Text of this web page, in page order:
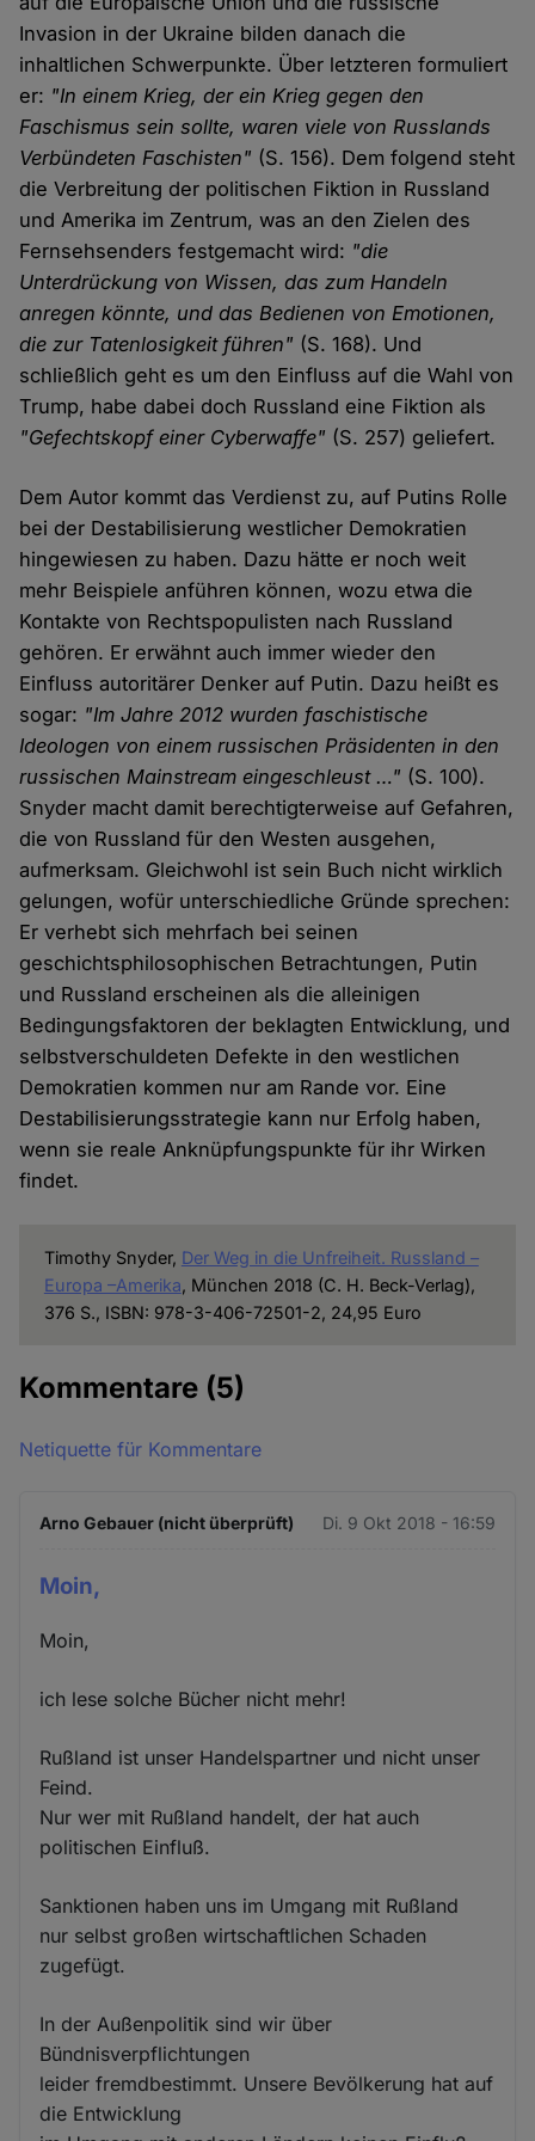
Invasion in der Ukraine bilden danach die
inhaltlichen Schwerpunkte. Über letzteren formuliert
er: "In einem Krieg, der ein Krieg gegen den
Faschismus sein sollte, waren viele von Russlands
Verbündeten Faschisten" (S. 156). Dem folgend steht
die Verbreitung der politischen Fiktion in Russland
und Amerika im Zentrum, was an den Zielen des
Fernsehsenders festgemacht wird: "die
Unterdrückung von Wissen, das zum Handeln
anregen könnte, und das Bedienen von Emotionen,
die zur Tatenlosigkeit führen" (S. 168). Und
schließlich geht es um den Einfluss auf die Wahl von
Trump, habe dabei doch Russland eine Fiktion als
"Gefechtskopf einer Cyberwaffe" (S. 257) geliefert.
Dem Autor kommt das Verdienst zu, auf Putins Rolle
bei der Destabilisierung westlicher Demokratien
hingewiesen zu haben. Dazu hätte er noch weit
mehr Beispiele anführen können, wozu etwa die
Kontakte von Rechtspopulisten nach Russland
gehören. Er erwähnt auch immer wieder den
Einfluss autoritärer Denker auf Putin. Dazu heißt es
sogar: "Im Jahre 2012 wurden faschistische
Ideologen von einem russischen Präsidenten in den
russischen Mainstream eingeschleust …" (S. 100).
Snyder macht damit berechtigterweise auf Gefahren,
die von Russland für den Westen ausgehen,
aufmerksam. Gleichwohl ist sein Buch nicht wirklich
gelungen, wofür unterschiedliche Gründe sprechen:
Er verhebt sich mehrfach bei seinen
geschichtsphilosophischen Betrachtungen, Putin
und Russland erscheinen als die alleinigen
Bedingungsfaktoren der beklagten Entwicklung, und
selbstverschuldeten Defekte in den westlichen
Demokratien kommen nur am Rande vor. Eine
Destabilisierungsstrategie kann nur Erfolg haben,
wenn sie reale Anknüpfungspunkte für ihr Wirken
findet.
Timothy Snyder, Der Weg in die Unfreiheit. Russland –
Europa –Amerika, München 2018 (C. H. Beck-Verlag),
376 S., ISBN: 978-3-406-72501-2, 24,95 Euro
Kommentare (5)
Netiquette für Kommentare
Arno Gebauer (nicht überprüft) Di. 9 Okt 2018 - 16:59
Moin,
Moin,
ich lese solche Bücher nicht mehr!
Rußland ist unser Handelspartner und nicht unser
Feind.
Nur wer mit Rußland handelt, der hat auch
politischen Einfluß.
Sanktionen haben uns im Umgang mit Rußland
nur selbst großen wirtschaftlichen Schaden
zugefügt.
In der Außenpolitik sind wir über
Bündnisverpflichtungen
leider fremdbestimmt. Unsere Bevölkerung hat auf
die Entwicklung